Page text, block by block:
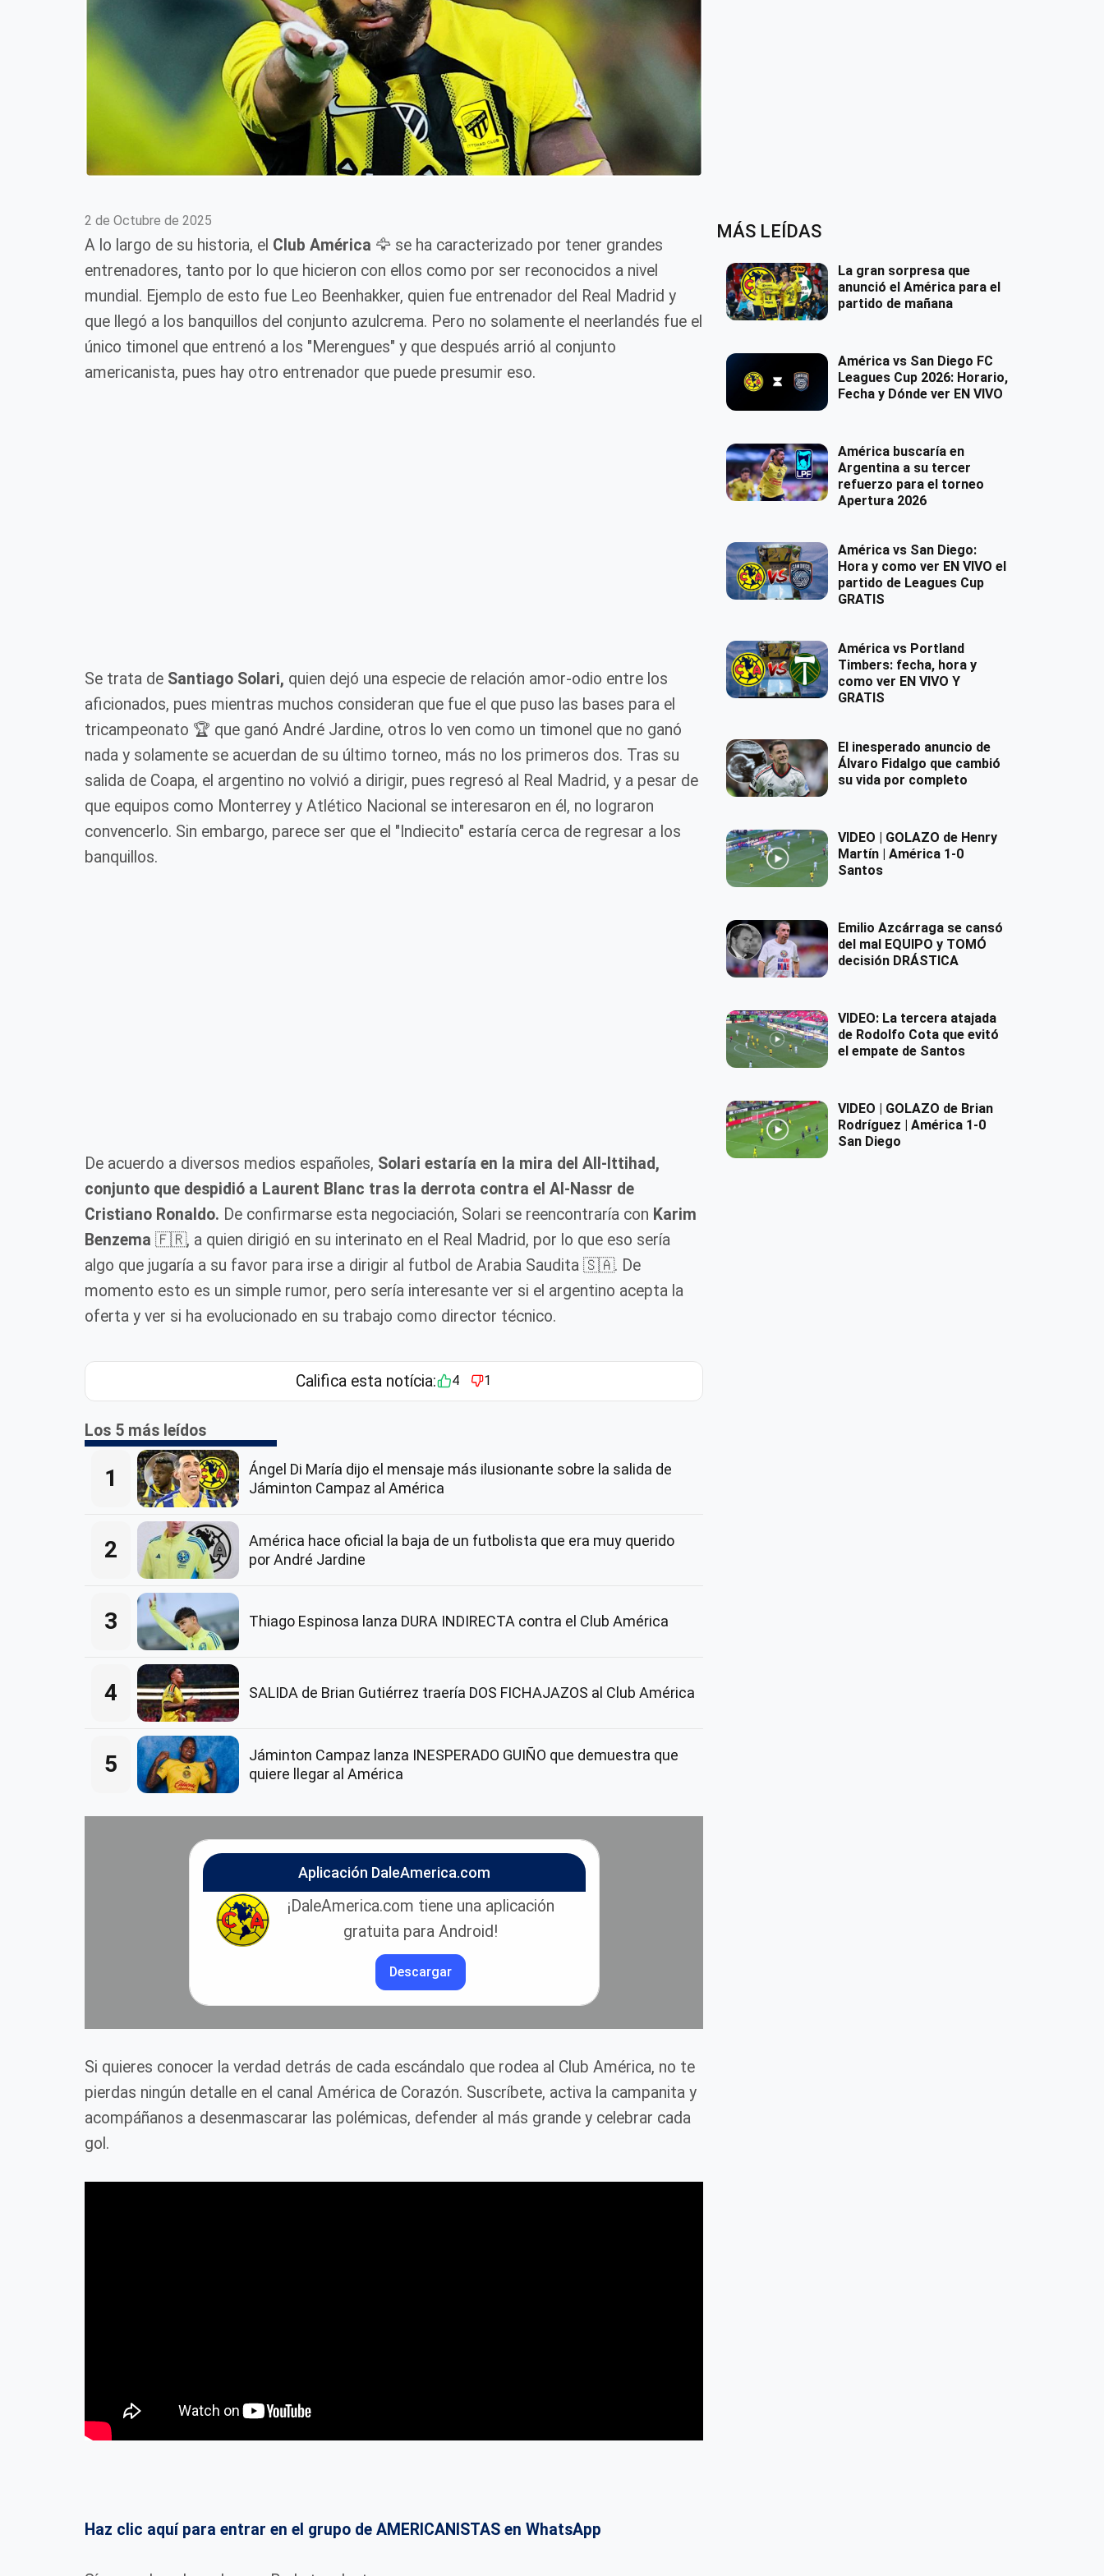
2 de Octubre de 2025
A lo largo de su historia, el Club América 🦅 se ha caracterizado por tener grandes
entrenadores, tanto por lo que hicieron con ellos como por ser reconocidos a nivel
mundial. Ejemplo de esto fue Leo Beenhakker, quien fue entrenador del Real Madrid y
que llegó a los banquillos del conjunto azulcrema. Pero no solamente el neerlandés fue el
único timonel que entrenó a los "Merengues" y que después arrió al conjunto
americanista, pues hay otro entrenador que puede presumir eso.
Se trata de Santiago Solari, quien dejó una especie de relación amor-odio entre los
aficionados, pues mientras muchos consideran que fue el que puso las bases para el
tricampeonato 🏆 que ganó André Jardine, otros lo ven como un timonel que no ganó
nada y solamente se acuerdan de su último torneo, más no los primeros dos. Tras su
salida de Coapa, el argentino no volvió a dirigir, pues regresó al Real Madrid, y a pesar de
que equipos como Monterrey y Atlético Nacional se interesaron en él, no lograron
convencerlo. Sin embargo, parece ser que el "Indiecito" estaría cerca de regresar a los
banquillos.
De acuerdo a diversos medios españoles, Solari estaría en la mira del All-Ittihad,
conjunto que despidió a Laurent Blanc tras la derrota contra el Al-Nassr de
Cristiano Ronaldo. De confirmarse esta negociación, Solari se reencontraría con Karim
Benzema 🇫🇷, a quien dirigió en su interinato en el Real Madrid, por lo que eso sería
algo que jugaría a su favor para irse a dirigir al futbol de Arabia Saudita 🇸🇦. De
momento esto es un simple rumor, pero sería interesante ver si el argentino acepta la
oferta y ver si ha evolucionado en su trabajo como director técnico.
Califica esta notícia: 4 1
Los 5 más leídos
1
Ángel Di María dijo el mensaje más ilusionante sobre la salida de
Jáminton Campaz al América
2
América hace oficial la baja de un futbolista que era muy querido
por André Jardine
3 Thiago Espinosa lanza DURA INDIRECTA contra el Club América
4 SALIDA de Brian Gutiérrez traería DOS FICHAJAZOS al Club América
5
Jáminton Campaz lanza INESPERADO GUIÑO que demuestra que
quiere llegar al América
Aplicación DaleAmerica.com
¡DaleAmerica.com tiene una aplicación
gratuita para Android!
Descargar
Si quieres conocer la verdad detrás de cada escándalo que rodea al Club América, no te
pierdas ningún detalle en el canal América de Corazón. Suscríbete, activa la campanita y
acompáñanos a desenmascarar las polémicas, defender al más grande y celebrar cada
gol.
Haz clic aquí para entrar en el grupo de AMERICANISTAS en WhatsApp
MÁS LEÍDAS
La gran sorpresa que
anunció el América para el
partido de mañana
América vs San Diego FC
Leagues Cup 2026: Horario,
Fecha y Dónde ver EN VIVO
América buscaría en
Argentina a su tercer
refuerzo para el torneo
Apertura 2026
América vs San Diego:
Hora y como ver EN VIVO el
partido de Leagues Cup
GRATIS
América vs Portland
Timbers: fecha, hora y
como ver EN VIVO Y
GRATIS
El inesperado anuncio de
Álvaro Fidalgo que cambió
su vida por completo
VIDEO | GOLAZO de Henry
Martín | América 1-0
Santos
Emilio Azcárraga se cansó
del mal EQUIPO y TOMÓ
decisión DRÁSTICA
VIDEO: La tercera atajada
de Rodolfo Cota que evitó
el empate de Santos
VIDEO | GOLAZO de Brian
Rodríguez | América 1-0
San Diego